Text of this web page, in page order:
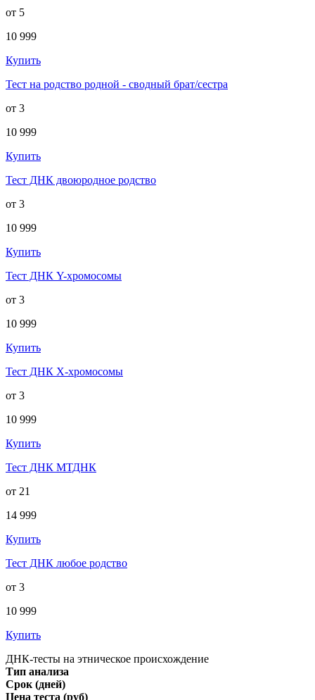
от 5
10 999
Купить
Тест на родство родной - сводный брат/сестра
от 3
10 999
Купить
Тест ДНК двоюродное родство
от 3
10 999
Купить
Тест ДНК Y-хромосомы
от 3
10 999
Купить
Тест ДНК X-хромосомы
от 3
10 999
Купить
Тест ДНК МТДНК
от 21
14 999
Купить
Тест ДНК любое родство
от 3
10 999
Купить
ДНК-тесты на этническое происхождение
Тип анализа
Срок (дней)
Цена теста (руб)